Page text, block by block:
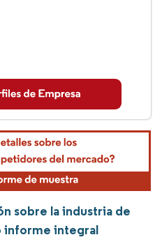
sobre la industria de
informe integral